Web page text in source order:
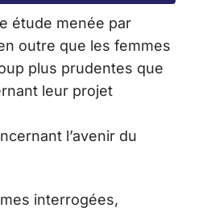
étude menée par
outre que les femmes
plus prudentes que
leur projet
l’avenir du
interrogées,